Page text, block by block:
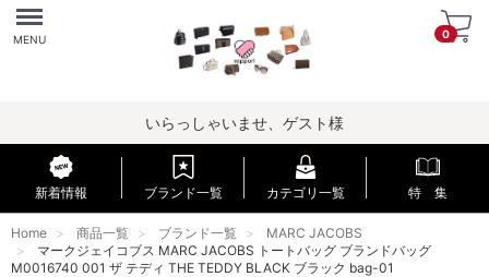
Menu
MENU 0
いらっしゃいませ、ゲスト様
新着情報 ブランド一覧 カテゴリ一覧 特 集
Home 商品一覧 ブランド一覧
MARC JACOBS
マークジェイコブス MARC JACOBS トートバッグ ブランドバッグ
M0016740 001 ザ テディ THE TEDDY BLACK ブラック bag-01